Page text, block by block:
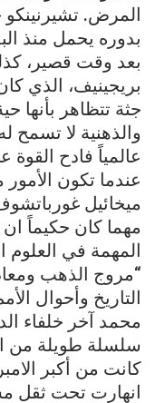
المرض.
بدوره يحمل منذ
بعد وقت قصير،
بريجينيف، الذي
جثة تتظاهر بأنها
والذهنية لا تسمح
عالمياً فادح
عندما تكون
ميخائيل
مهما كان حكيماً ان
المهمة في
“مروج الذهب
التاريخ وأحوال
محمد آخر خلفاء
سلسلة طويلة من
كانت من أكبر
انهارت تحت ثقل